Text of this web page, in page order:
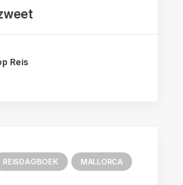
Reis
REISDAGBOEK MALLORCA